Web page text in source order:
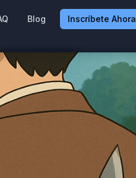
Blog Inscríbete Ahora